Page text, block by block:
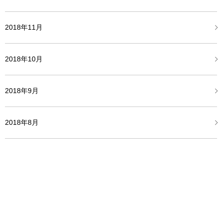
2018年11月
2018年10月
2018年9月
2018年8月